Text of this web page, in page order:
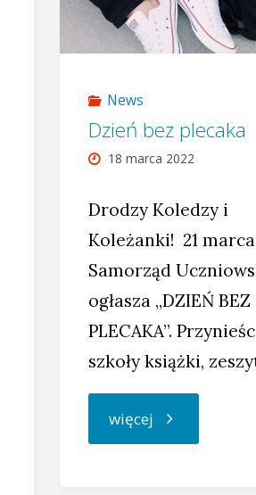
News
Dzień bez plecaka
18 marca 2022
Drodzy Koledzy i
Koleżanki! 21 marca
Samorząd
ogłasza „DZIEŃ BEZ
PLECAKA”.
szkoły książki,
więcej"Dzień